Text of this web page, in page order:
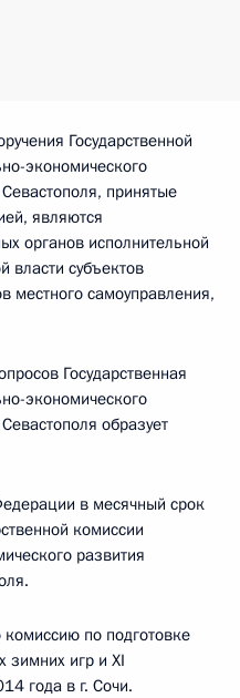
Государственной
экономического
принятые
являются
органов исполнительной
власти субъектов
местного самоуправления,
Государственная
экономического
образует
в месячный срок
комиссии
развития
комиссию по подготовке
зимних игр и XI
года в г. Сочи.